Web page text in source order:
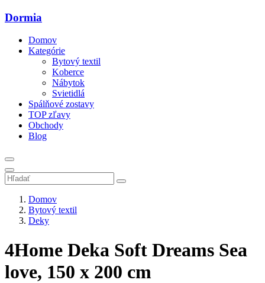
Dormia
Domov
Kategórie
Bytový textil
Koberce
Nábytok
Svietidlá
Spálňové zostavy
TOP zľavy
Obchody
Blog
Domov
Bytový textil
Deky
4Home Deka Soft Dreams Sea
love, 150 x 200 cm